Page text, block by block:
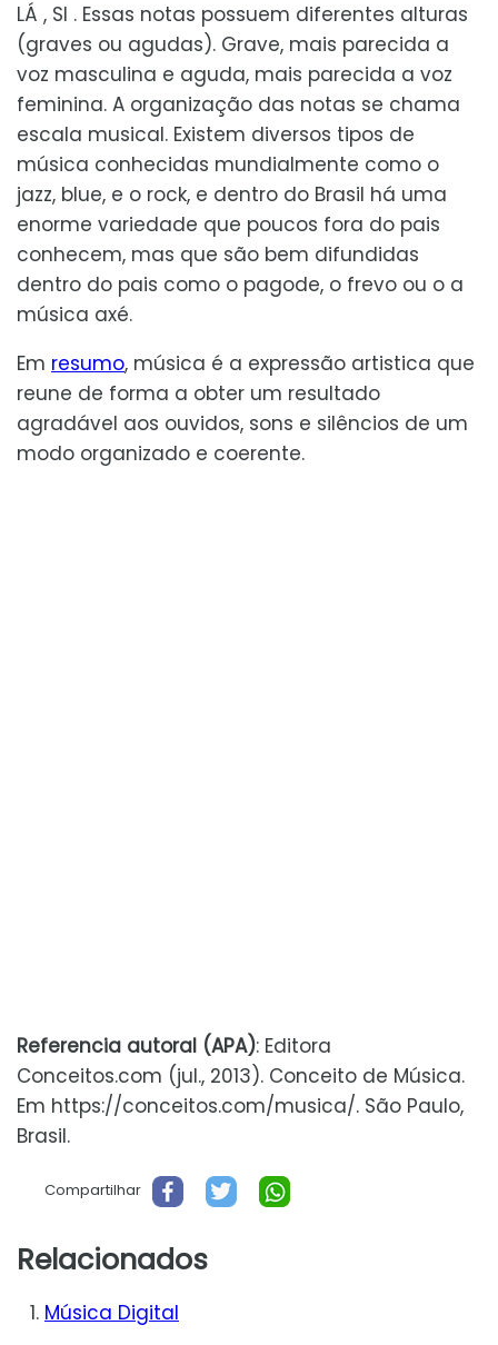
LÁ , SI . Essas notas possuem diferentes alturas
(graves ou agudas). Grave, mais parecida a
voz masculina e aguda, mais parecida a voz
feminina. A organização das notas se chama
escala musical. Existem diversos tipos de
música conhecidas mundialmente como o
jazz, blue, e o rock, e dentro do Brasil há uma
enorme variedade que poucos fora do pais
conhecem, mas que são bem difundidas
dentro do pais como o pagode, o frevo ou o a
música axé.
Em resumo, música é a expressão artistica que
reune de forma a obter um resultado
agradável aos ouvidos, sons e silêncios de um
modo organizado e coerente.
Referencia autoral (APA): Editora
Conceitos.com (jul., 2013). Conceito de Música.
Em https://conceitos.com/musica/. São Paulo,
Brasil.
Compartilhar
Relacionados
Música Digital